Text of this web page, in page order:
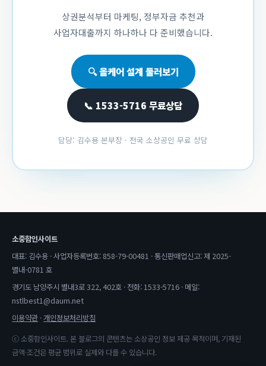
상권분석부터 마케팅, 정부자금 추천과
사업자대출까지 하나하나 다 준비했습니다.
🔍 올케어 설계 둘러보기
📞 1533-5716 무료상담
담당: 김수용 본부장 · 전국 소상공인 무료 상담
소중함인사이트
대표: 김수용 · 사업자등록번호: 858-79-00481 · 통신판매업신고: 제 2025-
별내-0781 호
경기도 남양주시 별내3로 322, 402호 · 전화: 1533-5716 · 메일:
nstlbest1@daum.net
이용약관 ·개인정보처리방침
ⓒ 소중함인사이트. 본 블로그의 콘텐츠는 소상공인 정보 제공 목적이며, 기재된
금액·조건은 평균 범위로 실제와 다를 수 있습니다.